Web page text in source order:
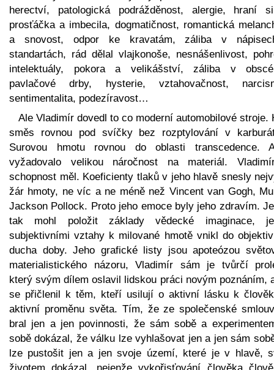
herectví, patologická podrážděnost, alergie, hraní
prosťáčka a imbecila, dogmatičnost, romantická
a snovost, odpor ke kravatám, záliba v
standartách, rád dělal vlajkonoše, nesnášenlivost,
intelektuály, pokora a velikášství, záliba v
pavlačové drby, hysterie, vztahovačnost,
sentimentalita, podezíravost…
Ale Vladimír dovedl to co moderní automobilové stroje.
směs rovnou pod svíčky bez rozptylování v
Surovou hmotu rovnou do oblasti transcedence.
vyžadovalo velikou náročnost na materiál.
schopnost měl. Koeficienty tlaků v jeho hlavě snesly
žár hmoty, ne víc a ne méně než Vincent van Gogh,
Jackson Pollock. Proto jeho emoce byly jeho zdravím.
tak mohl položit základy vědecké imaginace,
subjektivními vztahy k milované hmotě vnikl do
ducha doby. Jeho grafické listy jsou apoteózou
materialistického názoru, Vladimír sám je tvůrčí
který svým dílem oslavil lidskou práci novým poznáním,
se přičlenil k těm, kteří usilují o aktivní lásku k
aktivní proměnu světa. Tím, že ze společenské
bral jen a jen povinnosti, že sám sobě a
sobě dokázal, že válku lze vyhlašovat jen a jen sám
lze pustošit jen a jen svoje území, které je v hlavě,
životem dokázal, nejenže vykořisťování člověka